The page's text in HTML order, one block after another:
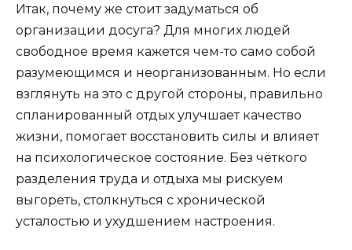
Итак, почему же стоит задуматься об
организации досуга? Для многих людей
свободное время кажется чем-то само собой
разумеющимся и неорганизованным. Но если
взглянуть на это с другой стороны, правильно
спланированный отдых улучшает качество
жизни, помогает восстановить силы и влияет
на психологическое состояние. Без чёткого
разделения труда и отдыха мы рискуем
выгореть, столкнуться с хронической
усталостью и ухудшением настроения.